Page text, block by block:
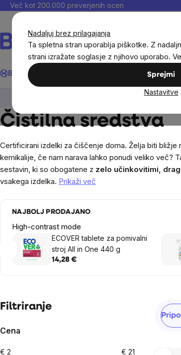
Nadaljuj brez prilagajanja
Ta spletna stran uporablja piškotke. Z
strani izražate soglasje z njihovo uporabo.
Sprejmi
Nastavitve
Preskoči
Več kot 200.000 preverjenih ocen
Išči
BrainMax® Prehranska
Čistilna
Čistilna sredstva
Certificirani izdelki za čiščenje doma. Želja biti
kemikalije, če nam narava lahko ponudi veliko več?
sestavin, ki so obogatene z zelo učinkovitimi,
vsakega izdelka. Prikaži več
NAJBOLJ PRODAJANO
High-contrast mode
ECOVER tablete za pomivalni
stroj All in One 440 g
14,28 €
Sidebar
Filtriranje
Cena
€ 2 € 21